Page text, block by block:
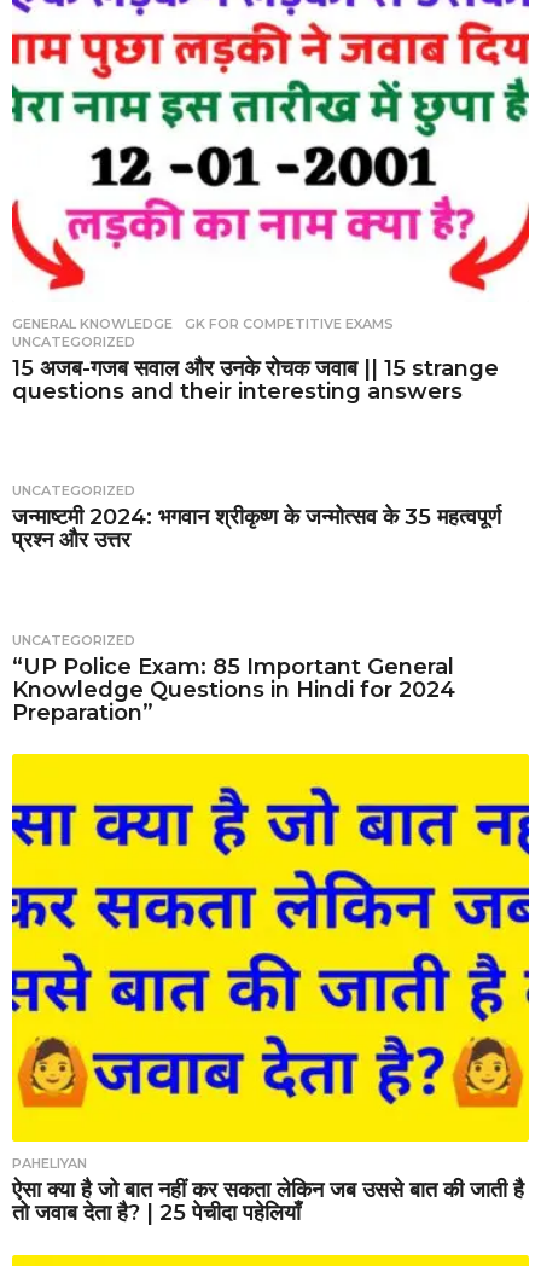
GENERAL KNOWLEDGE ,GK FOR COMPETITIVE EXAMS
UNCATEGORIZED
15 अजब-गजब सवाल और उनके रोचक जवाब || 15 strange
questions and their interesting answers
UNCATEGORIZED
जन्माष्टमी 2024: भगवान श्रीकृष्ण के जन्मोत्सव के 35 महत्वपूर्ण
प्रश्न और उत्तर
UNCATEGORIZED
“UP Police Exam: 85 Important General
Knowledge Questions in Hindi for 2024
Preparation”
PAHELIYAN
ऐसा क्या है जो बात नहीं कर सकता लेकिन जब उससे बात की जाती है
तो जवाब देता है? | 25 पेचीदा पहेलियाँ